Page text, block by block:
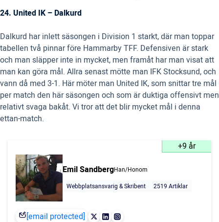
24. United IK – Dalkurd
Dalkurd har inlett säsongen i Division 1 starkt, där man toppar
tabellen två pinnar före Hammarby TFF. Defensiven är stark
och man släpper inte in mycket, men framåt har man visat att
man kan göra mål. Allra senast mötte man IFK Stocksund, och
vann då med 3-1. Här möter man United IK, som snittar tre mål
per match den här säsongen och som är duktiga offensivt men
relativt svaga bakåt. Vi tror att det blir mycket mål i denna
ettan-match.
+9 år
Emil SandbergHan/Honom
Webbplatsansvarig & Skribent
2519 Artiklar
[email protected]